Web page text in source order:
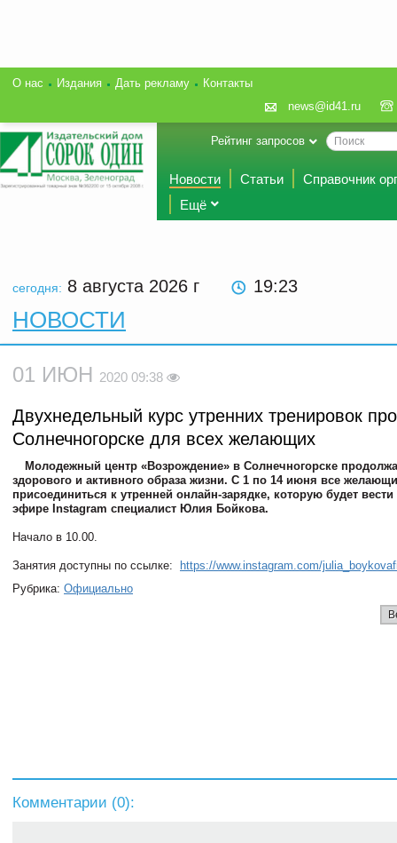
О нас Издания Дать рекламу
Контакты
news@id41.ru
Рейтинг запросов
Новости Статьи
Справочник
Ещё
сегодня: 8 августа 2026 г 19:23
НОВОСТИ
01 ИЮН 2020 09:38
Двухнедельный курс утренних тренировок
Солнечногорске для всех желающих
Молодежный центр «Возрождение» в Солнечногорске
здорового и активного образа жизни. С 1 по 14 июня все
присоединиться к утренней онлайн-зарядке, которую будет
эфире Instagram специалист Юлия Бойкова.
Начало в 10.00.
Занятия доступны по ссылке:
https://www.instagram.com/
Рубрика: Официально
Комментарии (0):